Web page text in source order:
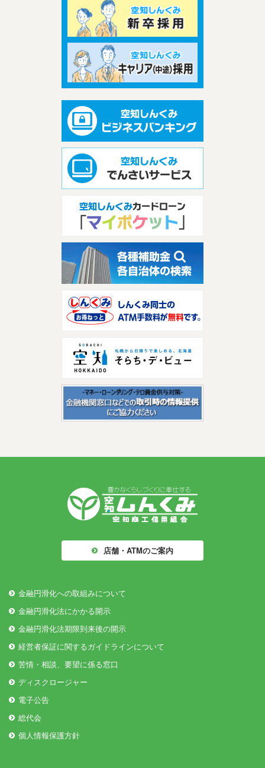
店舗・ATMのご案内
金融円滑化への取組みについて
金融円滑化法にかかる開示
金融円滑化法期限到来後の開示
経営者保証に関するガイドラインについて
苦情・相談、要望に係る窓口
ディスクロージャー
電子公告
総代会
個人情報保護方針